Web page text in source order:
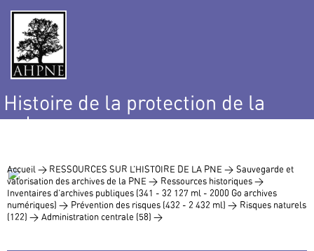
Histoire de la protection de la
nature
Accueil > RESSOURCES SUR L’HISTOIRE DE LA PNE > Sauvegarde et
valorisation des archives de la PNE > Ressources historiques >
Inventaires d’archives publiques (341 - 32 127 ml - 2000 Go archives
numériques) > Prévention des risques (432 - 2 432 ml) > Risques naturels
(122) > Administration centrale (58) >